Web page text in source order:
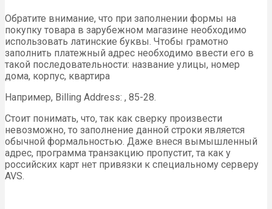
Обратите внимание, что при заполнении формы на
покупку товара в зарубежном магазине необходимо
использовать латинские буквы. Чтобы грамотно
заполнить платежный адрес необходимо ввести его в
такой последовательности: название улицы, номер
дома, корпус, квартира
Например, Billing Address: , 85-28.
Стоит понимать, что, так как сверку произвести
невозможно, то заполнение данной строки является
обычной формальностью. Даже внеся вымышленный
адрес, программа транзакцию пропустит, та как у
российских карт нет привязки к специальному серверу
AVS.